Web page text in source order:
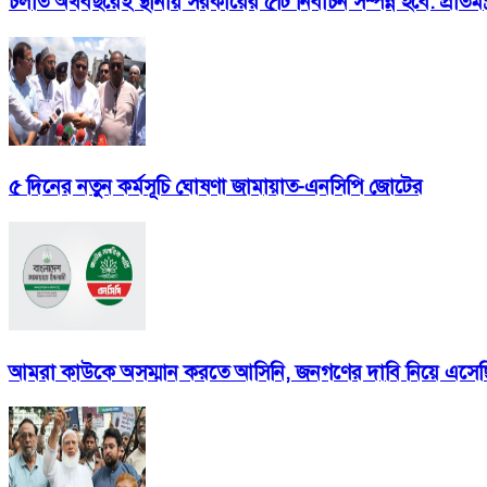
৫ দিনের নতুন কর্মসূচি ঘোষণা জামায়াত-এনসিপি জোটের
আমরা কাউকে অসম্মান করতে আসিনি, জনগণের দাবি নিয়ে